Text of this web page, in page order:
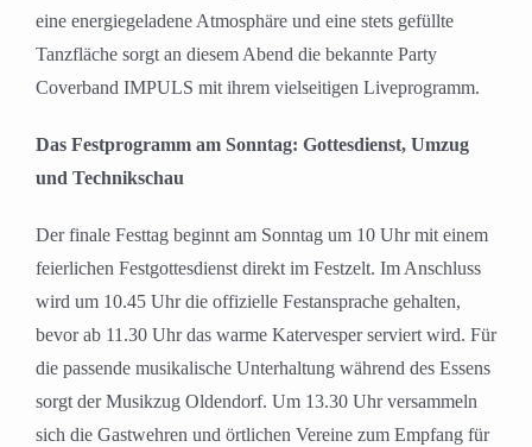
eine energiegeladene Atmosphäre und eine stets gefüllte
Tanzfläche sorgt an diesem Abend die bekannte Party
Coverband IMPULS mit ihrem vielseitigen Liveprogramm.
Das Festprogramm am Sonntag: Gottesdienst, Umzug
und Technikschau
Der finale Festtag beginnt am Sonntag um 10 Uhr mit einem
feierlichen Festgottesdienst direkt im Festzelt. Im Anschluss
wird um 10.45 Uhr die offizielle Festansprache gehalten,
bevor ab 11.30 Uhr das warme Katervesper serviert wird. Für
die passende musikalische Unterhaltung während des Essens
sorgt der Musikzug Oldendorf. Um 13.30 Uhr versammeln
sich die Gastwehren und örtlichen Vereine zum Empfang für